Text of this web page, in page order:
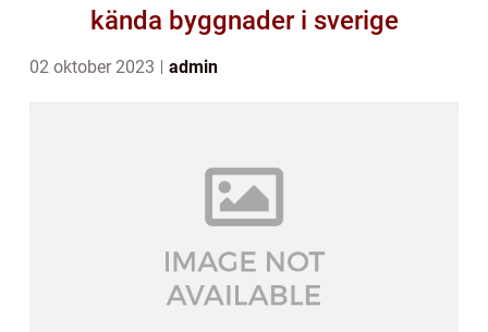
kända byggnader i sverige
02 oktober 2023 admin